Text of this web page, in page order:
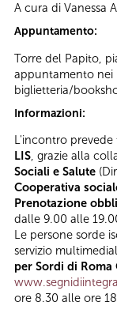
A cura di Vanessa
Appuntamento:
Torre del Papito,
appuntamento nei
biglietteria/
Informazioni:
L'incontro prevede
LIS, grazie alla
Sociali e Salute
Cooperativa
Prenotazione
dalle 9.00 alle
Le persone sorde
servizio
per Sordi di Roma
ore 8.30 alle ore